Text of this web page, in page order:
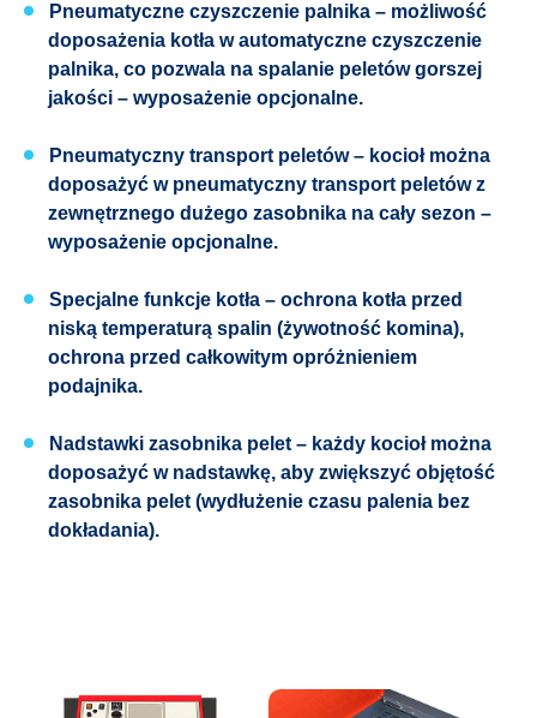
Pneumatyczne czyszczenie palnika – możliwość
doposażenia kotła w automatyczne czyszczenie
palnika, co pozwala na spalanie peletów gorszej
jakości – wyposażenie opcjonalne.
Pneumatyczny transport peletów – kocioł można
doposażyć w pneumatyczny transport peletów z
zewnętrznego dużego zasobnika na cały sezon –
wyposażenie opcjonalne.
Specjalne funkcje kotła – ochrona kotła przed
niską temperaturą spalin (żywotność komina),
ochrona przed całkowitym opróżnieniem
podajnika.
Nadstawki zasobnika pelet – każdy kocioł można
doposażyć w nadstawkę, aby zwiększyć objętość
zasobnika pelet (wydłużenie czasu palenia bez
dokładania).